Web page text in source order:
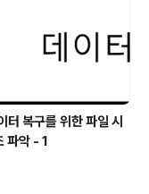
터 복구를 위한 파일 시
파악 - 1